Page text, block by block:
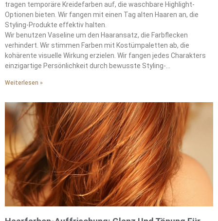
tragen temporäre Kreidefarben auf, die waschbare Highlight-
Optionen bieten. Wir fangen mit einen Tag alten Haaren an, die
Styling-Produkte effektiv halten.
Wir benutzen Vaseline um den Haaransatz, die Farbflecken
verhindert. Wir stimmen Farben mit Kostümpaletten ab, die
kohärente visuelle Wirkung erzielen. Wir fangen jedes Charakters
einzigartige Persönlichkeit durch bewusste Styling-
transformative Halloween-Looks vervollständigt.
Weiterlesen »